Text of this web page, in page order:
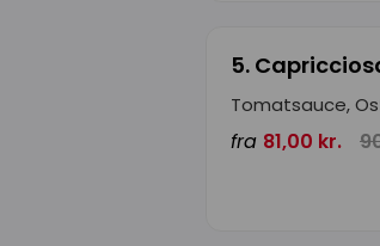
5.
Tomatsauce,
fra 81,00 kr.